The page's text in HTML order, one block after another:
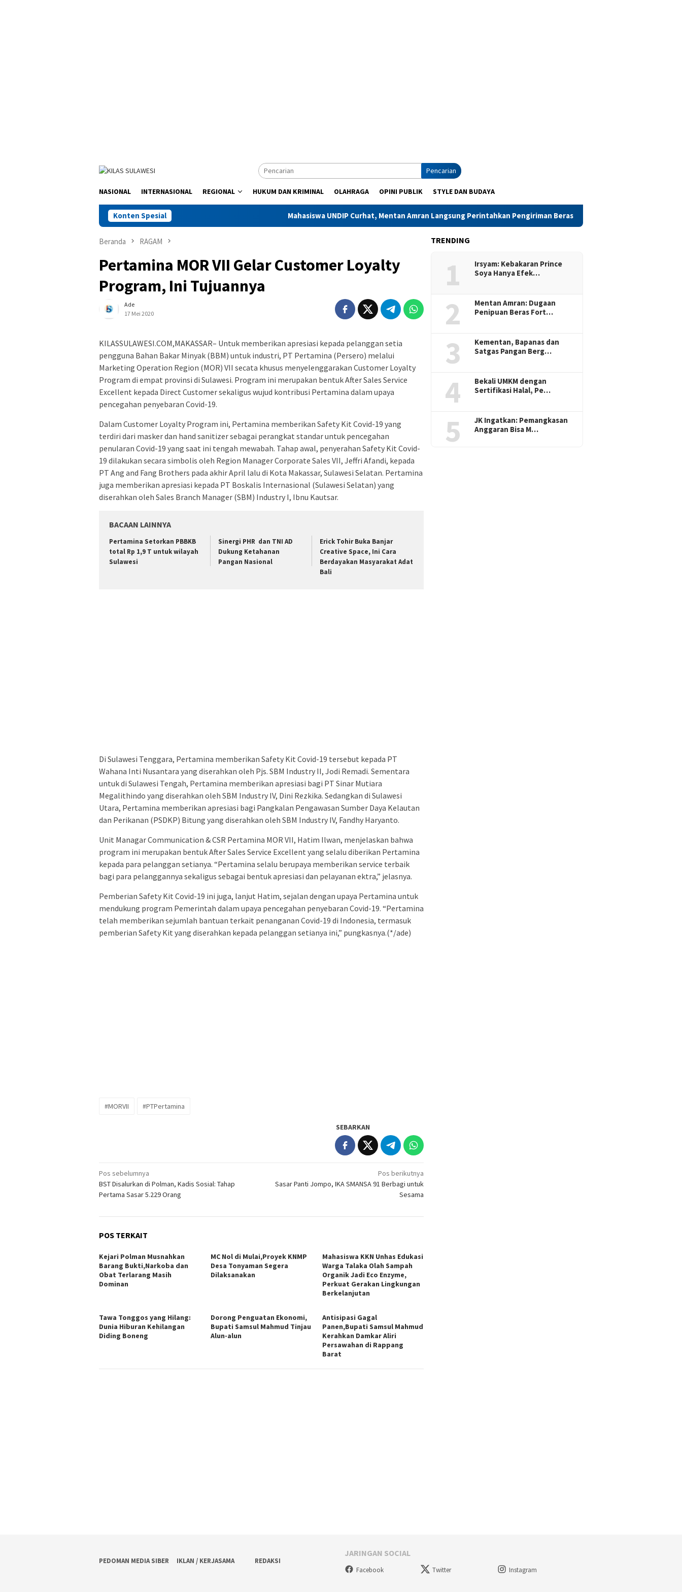
Pencarian
NASIONAL INTERNASIONAL REGIONAL HUKUM DAN KRIMINAL OLAHRAGA OPINI PUBLIK STYLE DAN BUDAYA
Konten Spesial Mahasiswa UNDIP Curhat, Mentan Amran Langsung Perintahkan Pengiriman Beras ke Alor
Beranda RAGAM
Pertamina MOR VII Gelar Customer Loyalty
Program, Ini Tujuannya
Ade
17 Mei 2020
KILASSULAWESI.COM,MAKASSAR– Untuk memberikan apresiasi kepada pelanggan setia
pengguna Bahan Bakar Minyak (BBM) untuk industri, PT Pertamina (Persero) melalui
Marketing Operation Region (MOR) VII secata khusus menyelenggarakan Customer Loyalty
Program di empat provinsi di Sulawesi. Program ini merupakan bentuk After Sales Service
Excellent kepada Direct Customer sekaligus wujud kontribusi Pertamina dalam upaya
pencegahan penyebaran Covid-19.
Dalam Customer Loyalty Program ini, Pertamina memberikan Safety Kit Covid-19 yang
terdiri dari masker dan hand sanitizer sebagai perangkat standar untuk pencegahan
penularan Covid-19 yang saat ini tengah mewabah. Tahap awal, penyerahan Safety Kit Covid-
19 dilakukan secara simbolis oleh Region Manager Corporate Sales VII, Jeffri Afandi, kepada
PT Ang and Fang Brothers pada akhir April lalu di Kota Makassar, Sulawesi Selatan. Pertamina
juga memberikan apresiasi kepada PT Boskalis Internasional (Sulawesi Selatan) yang
diserahkan oleh Sales Branch Manager (SBM) Industry I, Ibnu Kautsar.
BACAAN LAINNYA
Pertamina Setorkan PBBKB
total Rp 1,9 T untuk wilayah
Sulawesi
Sinergi PHR dan TNI AD
Dukung Ketahanan
Pangan Nasional
Erick Tohir Buka Banjar
Creative Space, Ini Cara
Berdayakan Masyarakat Adat
Bali
Di Sulawesi Tenggara, Pertamina memberikan Safety Kit Covid-19 tersebut kepada PT
Wahana Inti Nusantara yang diserahkan oleh Pjs. SBM Industry II, Jodi Remadi. Sementara
untuk di Sulawesi Tengah, Pertamina memberikan apresiasi bagi PT Sinar Mutiara
Megalithindo yang diserahkan oleh SBM Industry IV, Dini Rezkika. Sedangkan di Sulawesi
Utara, Pertamina memberikan apresiasi bagi Pangkalan Pengawasan Sumber Daya Kelautan
dan Perikanan (PSDKP) Bitung yang diserahkan oleh SBM Industry IV, Fandhy Haryanto.
Unit Managar Communication & CSR Pertamina MOR VII, Hatim Ilwan, menjelaskan bahwa
program ini merupakan bentuk After Sales Service Excellent yang selalu diberikan Pertamina
kepada para pelanggan setianya. “Pertamina selalu berupaya memberikan service terbaik
bagi para pelanggannya sekaligus sebagai bentuk apresiasi dan pelayanan ektra,” jelasnya.
Pemberian Safety Kit Covid-19 ini juga, lanjut Hatim, sejalan dengan upaya Pertamina untuk
mendukung program Pemerintah dalam upaya pencegahan penyebaran Covid-19. “Pertamina
telah memberikan sejumlah bantuan terkait penanganan Covid-19 di Indonesia, termasuk
pemberian Safety Kit yang diserahkan kepada pelanggan setianya ini,” pungkasnya.(*/ade)
#MORVII #PTPertamina
SEBARKAN
Navigasi
pos
Pos sebelumnya
BST Disalurkan di Polman, Kadis Sosial: Tahap
Pertama Sasar 5.229 Orang
Pos berikutnya
Sasar Panti Jompo, IKA SMANSA 91 Berbagi untuk
Sesama
POS TERKAIT
Kejari Polman Musnahkan
Barang Bukti,Narkoba dan
Obat Terlarang Masih
Dominan
MC Nol di Mulai,Proyek KNMP
Desa Tonyaman Segera
Dilaksanakan
Mahasiswa KKN Unhas Edukasi
Warga Talaka Olah Sampah
Organik Jadi Eco Enzyme,
Perkuat Gerakan Lingkungan
Berkelanjutan
Tawa Tonggos yang Hilang:
Dunia Hiburan Kehilangan
Diding Boneng
Dorong Penguatan Ekonomi,
Bupati Samsul Mahmud Tinjau
Alun-alun
Antisipasi Gagal
Panen,Bupati Samsul Mahmud
Kerahkan Damkar Aliri
Persawahan di Rappang
Barat
TRENDING
1
Irsyam: Kebakaran Prince
Soya Hanya Efek…
2
Mentan Amran: Dugaan
Penipuan Beras Fort…
3
Kementan, Bapanas dan
Satgas Pangan Berg…
4
Bekali UMKM dengan
Sertifikasi Halal, Pe…
5
JK Ingatkan: Pemangkasan
Anggaran Bisa M…
PEDOMAN MEDIA SIBER IKLAN / KERJASAMA REDAKSI
JARINGAN SOCIAL
Facebook Twitter Instagram